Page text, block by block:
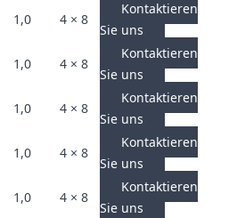
1,0 4 × 8
Kontaktieren
Sie uns
1,0 4 × 8
Kontaktieren
Sie uns
1,0 4 × 8
Kontaktieren
Sie uns
1,0 4 × 8
Kontaktieren
Sie uns
1,0 4 × 8
Kontaktieren
Sie uns